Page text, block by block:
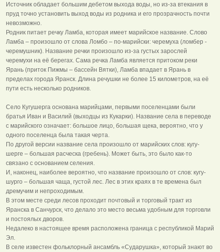
Источник обладает большим дебетом выхода воды, но из-за втекания в
пруд точно установить выход воды из родника и его прозрачность почти
невозможно.
Родник питает речку Ламба, которая имеет марийское название. Слово
Ламба – произошло от слова Ломбо – по-марийски: черемуха (ломбер -
черемушник). Название речки произошло из-за густых зарослей
черемухи на её берегах. Сама речка Ламба является притоком реки
Ярань (приток Пижмы – бассейн Вятки), Ламба впадает в Ярань в
пределах города Яранск. Длина речушки не более 15 километров, на её
пути есть несколько родников.
Село Кугушерга основана марийцами, первыми поселенцами были
братья Иван и Василий (выходцы из Кукарки). Название села в переводе
с марийского означает: большое лицо, большая щека, вероятно, что у
одного поселенца была такая черта.
По другой версии название села произошло от марийских слов: кугу-
шерге – большая расческа (гребень). Может быть, это было как-то
связано с основанием селения.
И, наконец, наиболее вероятно, что название произошло от слов: кугу-
шурго – большая чаща, густой лес. Лес в этих краях в те времена был
дремучим и непроходимым.
В этом месте среди лесов проходит почтовый и торговый тракт из
Яранска в Санчурск, что делало это место весьма удобным для торговли
и постоялых дворов.
Недалеко в настоящее время расположена граница с республикой Марий
Эл.
В селе известен фольклорный ансамбль «Сударушка», который знают во